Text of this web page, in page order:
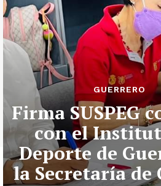
GUERRERO
Firma SUSPEG
con el
Deporte de
la Secretaría de